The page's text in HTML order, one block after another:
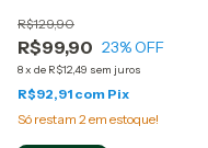
R$99,90
R$129,90
23% OFF
8x de R$12,49 sem juros
R$92,91 com Pix
Só restam 2 em estoque!